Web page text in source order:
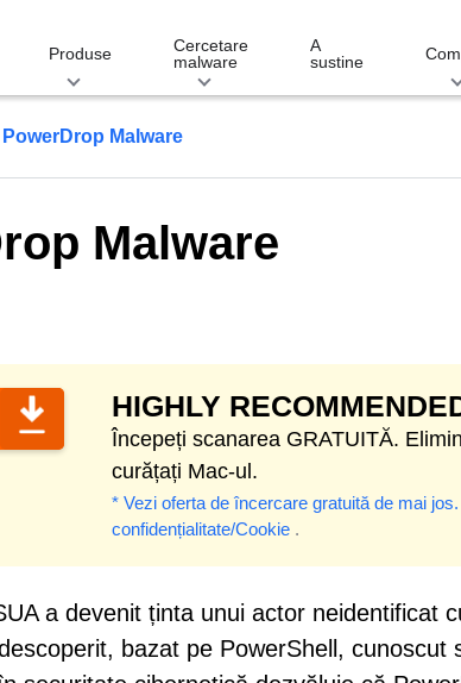
Produse
Cercetare
malware
A
sustine
PowerDrop Malware
Malware
HIGHLY
Începeți scanarea GRATUITĂ.
curățați Mac-ul.
* Vezi oferta de încercare gratuită de mai jos.
confidențialitate/Cookie .
a devenit ținta unui actor neidentificat
bazat pe PowerShell, cunoscut